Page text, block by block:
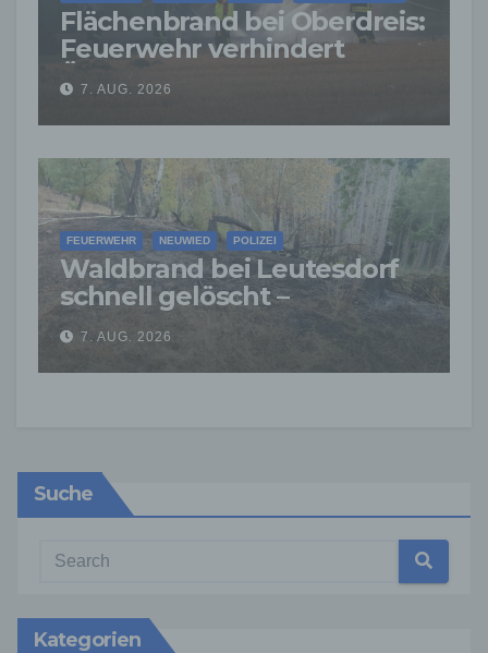
Flächenbrand bei Oberdreis:
Feuerwehr verhindert
Übergreifen auf Waldgebiet
7. AUG. 2026
FEUERWEHR NEUWIED POLIZEI
Waldbrand bei Leutesdorf
schnell gelöscht –
Feuerwehr warnt vor
erhöhter Brandgefahr
7. AUG. 2026
Suche
Kategorien